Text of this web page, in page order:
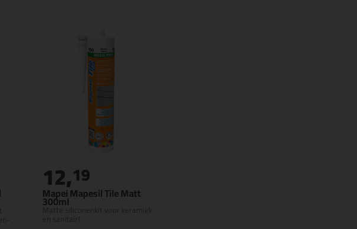
Mapei Mapesil Tile Matt
300ml
Matte siliconenkit voor keramiek
12,19